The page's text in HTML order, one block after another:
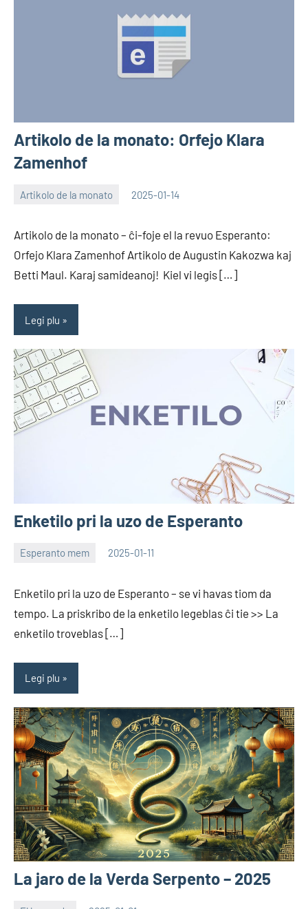
Artikolo de la monato: Orfejo Klara
Zamenhof
Artikolo de la monato 2025-01-14
Artikolo de la monato – ĉi-foje el la revuo Esperanto:
Orfejo Klara Zamenhof Artikolo de Augustin Kakozwa kaj
Betti Maul. Karaj samideanoj! Kiel vi legis […]
Legi plu
Enketilo pri la uzo de Esperanto
Esperanto mem 2025-01-11
EoHu
Enketilo pri la uzo de Esperanto – se vi havas tiom da
tempo. La priskribo de la enketilo legeblas ĉi tie >> La
enketilo troveblas […]
Legi plu
La jaro de la Verda Serpento – 2025